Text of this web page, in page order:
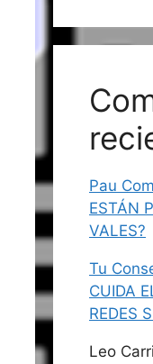
Pau
ESTÁN
VALES?
Tu
CUIDA
REDES
Leo